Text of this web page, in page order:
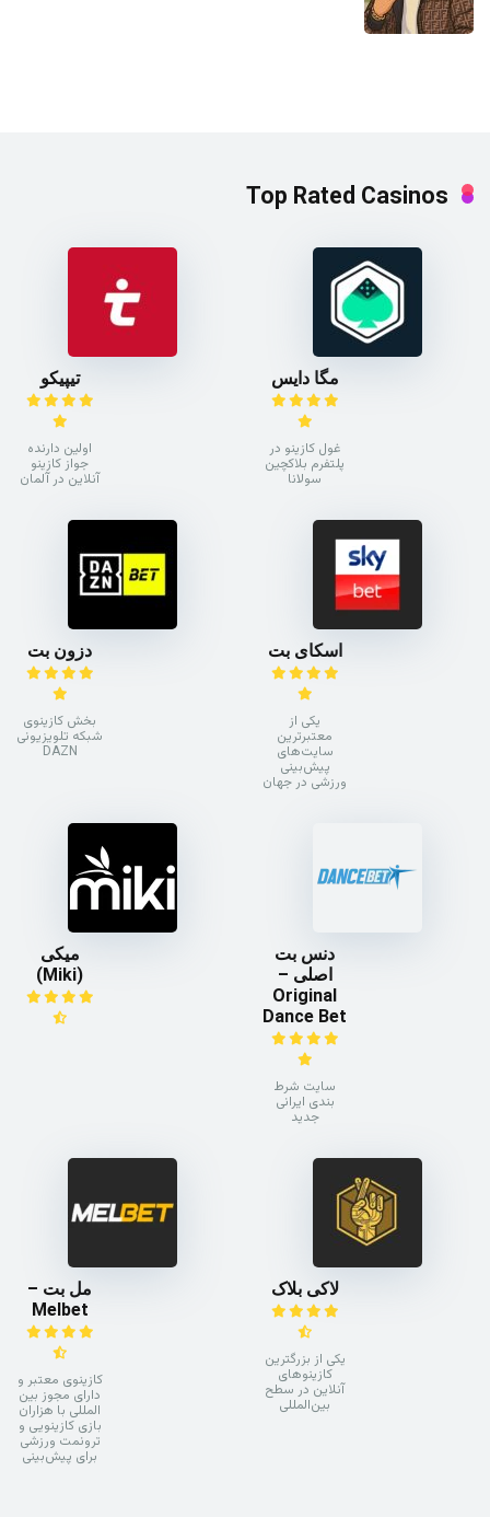
Top Rated Casinos
مگا دایس
غول کازینو در
پلتفرم بلاکچین
سولانا
تیپیکو
اولین دارنده
جواز کازینو
آنلاین در آلمان
اسکای بت
یکی از
معتبرترین
سایت‌های
پیش‌بینی
ورزشی در جهان
دزون بت
بخش کازینوی
شبکه تلویزیونی
DAZN
دنس بت
اصلی –
Original
Dance Bet
سایت شرط
بندی ایرانی
جدید
میکی
(Miki)
لاکی بلاک
یکی از بزرگترین
کازینوهای
آنلاین در سطح
بین‌المللی
مل بت –
Melbet
کازینوی معتبر و
دارای مجوز بین
المللی با هزاران
بازی کازینویی و
ترونمت ورزشی
برای پیش‌بینی